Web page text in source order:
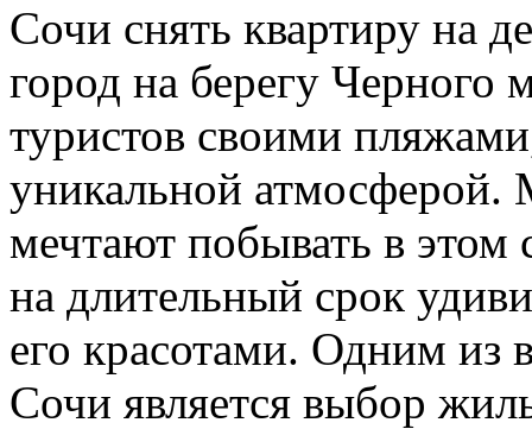
Сочи снять квартиру на
город на берегу Черного
туристов своими
уникальной атмосферой.
мечтают побывать в этом
на длительный срок
его красотами. Одним из
Сочи является выбор